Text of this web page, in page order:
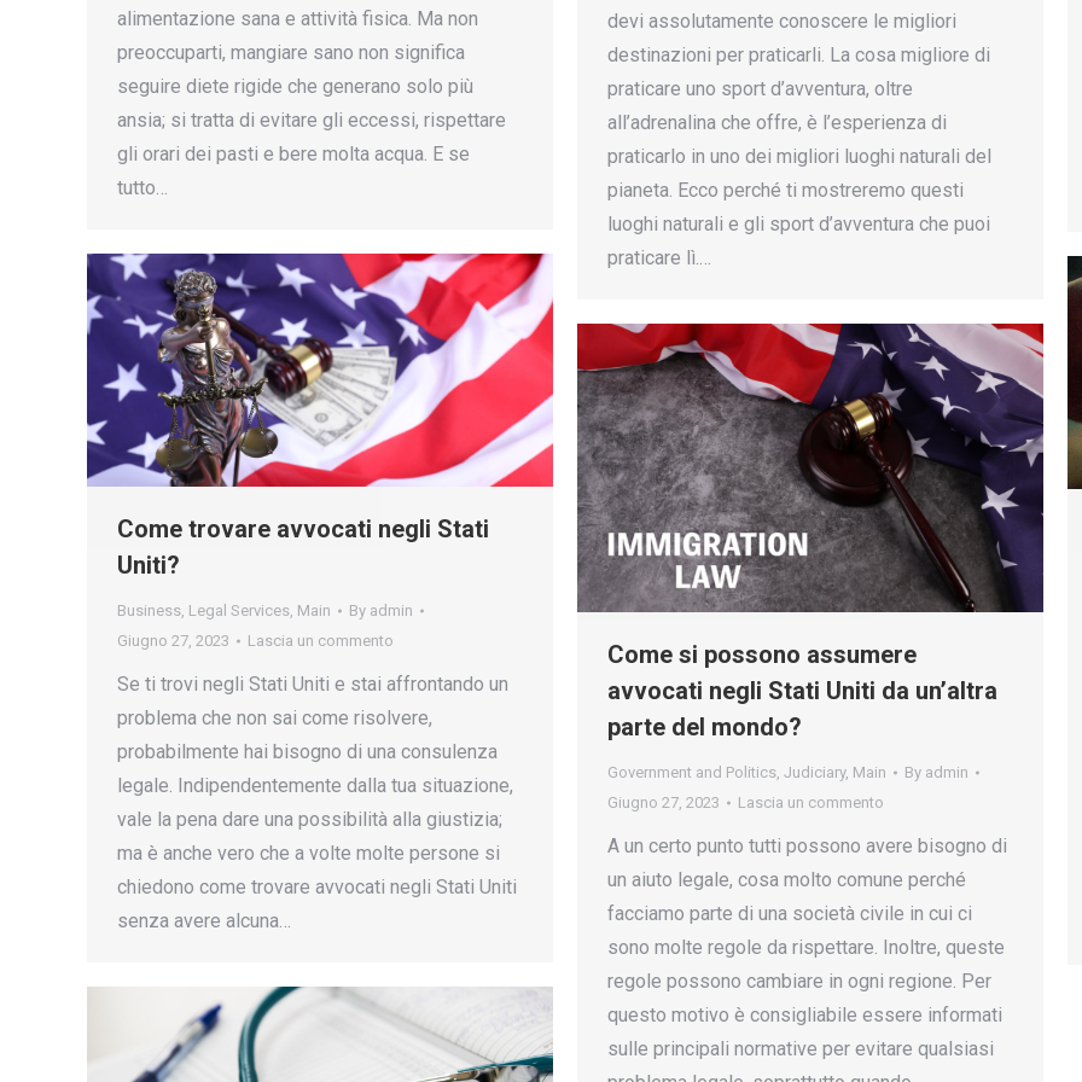
alimentazione sana e attività fisica. Ma non
preoccuparti, mangiare sano non significa
seguire diete rigide che generano solo più
ansia; si tratta di evitare gli eccessi, rispettare
gli orari dei pasti e bere molta acqua. E se
tutto…
devi assolutamente conoscere le migliori
destinazioni per praticarli. La cosa migliore di
praticare uno sport d’avventura, oltre
all’adrenalina che offre, è l’esperienza di
praticarlo in uno dei migliori luoghi naturali del
pianeta. Ecco perché ti mostreremo questi
luoghi naturali e gli sport d’avventura che puoi
praticare lì.…
Come trovare avvocati negli Stati
Uniti?
Business, Legal Services, Main By admin
Giugno 27, 2023
Lascia un commento
Se ti trovi negli Stati Uniti e stai affrontando un
problema che non sai come risolvere,
probabilmente hai bisogno di una consulenza
legale. Indipendentemente dalla tua situazione,
vale la pena dare una possibilità alla giustizia;
ma è anche vero che a volte molte persone si
chiedono come trovare avvocati negli Stati Uniti
senza avere alcuna…
Come si possono assumere
avvocati negli Stati Uniti da un’altra
parte del mondo?
Government and Politics, Judiciary, Main By admin
Giugno 27, 2023
Lascia un commento
A un certo punto tutti possono avere bisogno di
un aiuto legale, cosa molto comune perché
facciamo parte di una società civile in cui ci
sono molte regole da rispettare. Inoltre, queste
regole possono cambiare in ogni regione. Per
questo motivo è consigliabile essere informati
sulle principali normative per evitare qualsiasi